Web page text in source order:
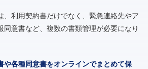
、利用契約書だけでなく、緊急連絡先やア
同意書など、複数の書類管理が必要になり
や各種同意書をオンラインでまとめて保